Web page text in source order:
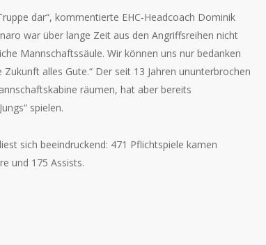
dar“, kommentierte EHC-Headcoach Dominik
war über lange Zeit aus den Angriffsreihen nicht
Mannschaftssäule. Wir können uns nur bedanken
alles Gute.“ Der seit 13 Jahren ununterbrochen
räumen, hat aber bereits
spielen.
sich beeindruckend: 471 Pflichtspiele kamen
und 175 Assists.